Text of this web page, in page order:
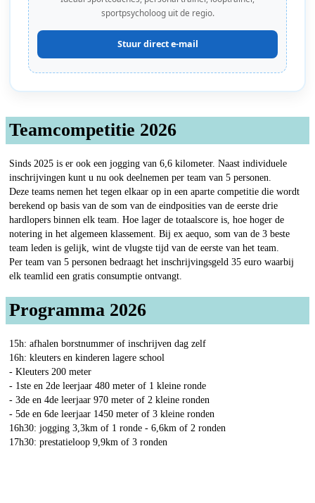
sportpsycholoog uit de regio.
Stuur direct e-mail
Teamcompetitie 2026
Sinds 2025 is er ook een jogging van 6,6 kilometer. Naast individuele
inschrijvingen kunt u nu ook deelnemen per team van 5 personen.
Deze teams nemen het tegen elkaar op in een aparte competitie die wordt
berekend op basis van de som van de eindposities van de eerste drie
hardlopers binnen elk team. Hoe lager de totaalscore is, hoe hoger de
notering in het algemeen klassement. Bij ex aequo, som van de 3 beste
team leden is gelijk, wint de vlugste tijd van de eerste van het team.
Per team van 5 personen bedraagt het inschrijvingsgeld 35 euro waarbij
elk teamlid een gratis consumptie ontvangt.
Programma 2026
15h: afhalen borstnummer of inschrijven dag zelf
16h: kleuters en kinderen lagere school
- Kleuters 200 meter
- 1ste en 2de leerjaar 480 meter of 1 kleine ronde
- 3de en 4de leerjaar 970 meter of 2 kleine ronden
- 5de en 6de leerjaar 1450 meter of 3 kleine ronden
16h30: jogging 3,3km of 1 ronde - 6,6km of 2 ronden
17h30: prestatieloop 9,9km of 3 ronden